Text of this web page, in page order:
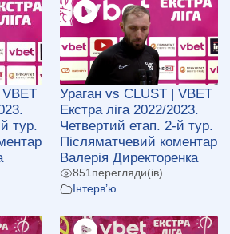
тур.
Ураган vs CLUST | VBET
Екстра ліга 2022/2023.
Четвертий етап. 2-й тур.
Післяматчевий коментар
Валерія Директоренка
851перегляди(ів)
Інтерв’ю